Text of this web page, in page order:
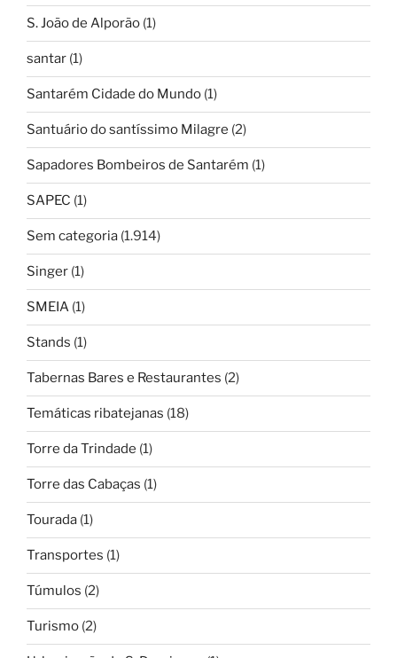
S. João de Alporão (1)
santar (1)
Santarém Cidade do Mundo (1)
Santuário do santíssimo Milagre (2)
Sapadores Bombeiros de Santarém (1)
SAPEC (1)
Sem categoria (1.914)
Singer (1)
SMEIA (1)
Stands (1)
Tabernas Bares e Restaurantes (2)
Temáticas ribatejanas (18)
Torre da Trindade (1)
Torre das Cabaças (1)
Tourada (1)
Transportes (1)
Túmulos (2)
Turismo (2)